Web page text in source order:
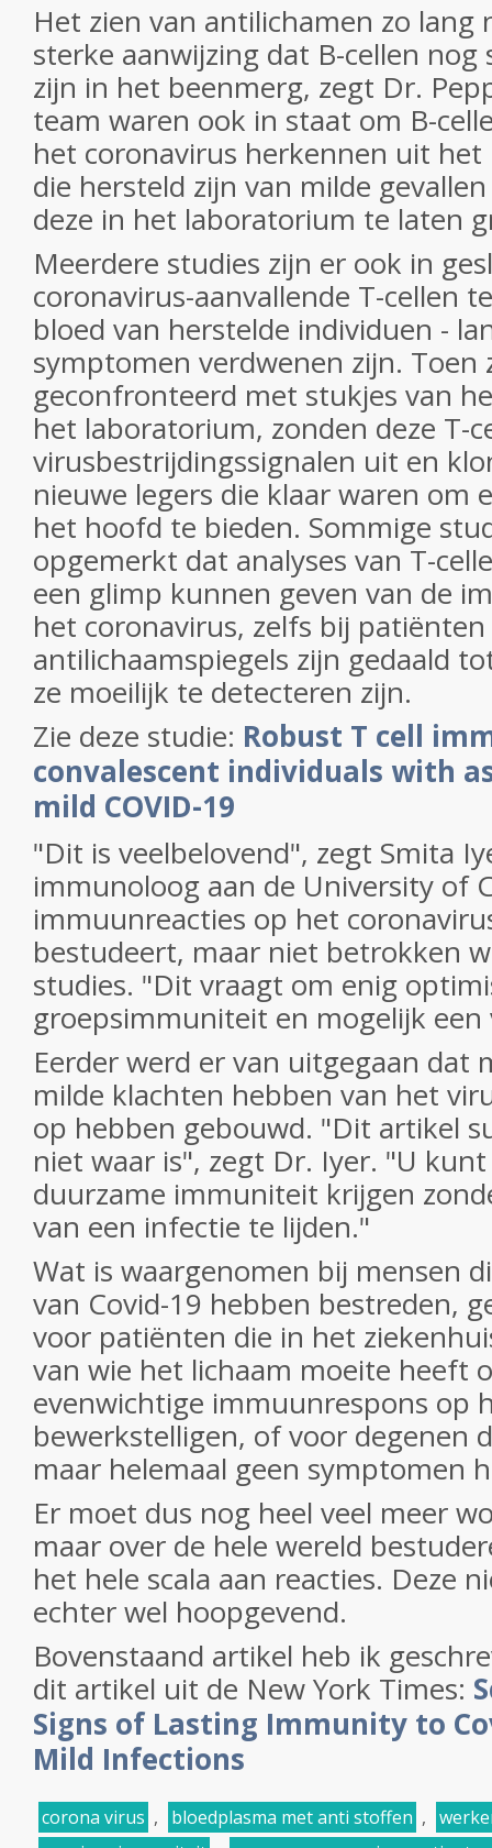
Het zien van antilichamen zo lang
sterke aanwijzing dat B-cellen nog
zijn in het beenmerg, zegt Dr.
team waren ook in staat om B-
het coronavirus herkennen uit het
die hersteld zijn van milde
deze in het laboratorium te laten
Meerdere studies zijn er ook in
coronavirus-aanvallende T-cellen
bloed van herstelde individuen -
symptomen verdwenen zijn. Toen
geconfronteerd met stukjes van
het laboratorium, zonden deze T-
virusbestrijdingssignalen uit en
nieuwe legers die klaar waren om
het hoofd te bieden. Sommige
opgemerkt dat analyses van T-
een glimp kunnen geven van de
het coronavirus, zelfs bij
antilichaamspiegels zijn gedaald
ze moeilijk te detecteren zijn.
Zie deze studie: Robust T cell
convalescent individuals with
mild COVID-19
"Dit is veelbelovend", zegt Smita
immunoloog aan de University of
immuunreacties op het
bestudeert, maar niet betrokken
studies. "Dit vraagt om enig
groepsimmuniteit en mogelijk een
Eerder werd er van uitgegaan dat
milde klachten hebben van het
op hebben gebouwd. "Dit artikel
niet waar is", zegt Dr. Iyer. "U
duurzame immuniteit krijgen
van een infectie te lijden."
Wat is waargenomen bij mensen
van Covid-19 hebben bestreden,
voor patiënten die in het
van wie het lichaam moeite heeft
evenwichtige immuunrespons op
bewerkstelligen, of voor degenen
maar helemaal geen symptomen
Er moet dus nog heel veel meer
maar over de hele wereld
het hele scala aan reacties. Deze
echter wel hoopgevend.
Bovenstaand artikel heb ik
dit artikel uit de New York Times:
Signs of Lasting Immunity to
Mild Infections
corona virus , bloedplasma met anti stoffen ,